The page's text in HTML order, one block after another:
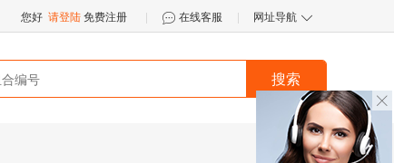
󪤐
您好 请登陆免费注册 |
 在线客服
| 网址导航 
搜索